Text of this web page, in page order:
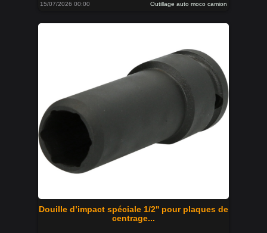
15/07/2026 00:00 Outillage auto moco camion
Douille d’impact spéciale 1/2'' pour plaques de
centrage...